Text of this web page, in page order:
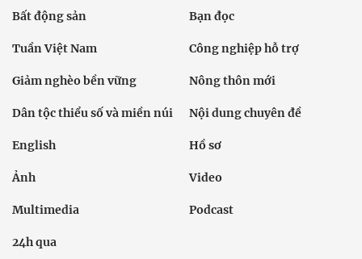
Bất động sản Bạn đọc
Tuần Việt Nam Công nghiệp hỗ trợ
Giảm nghèo bền vững Nông thôn mới
Dân tộc thiểu số và miền núi Nội dung chuyên đề
English Hồ sơ
Ảnh Video
Multimedia Podcast
24h qua